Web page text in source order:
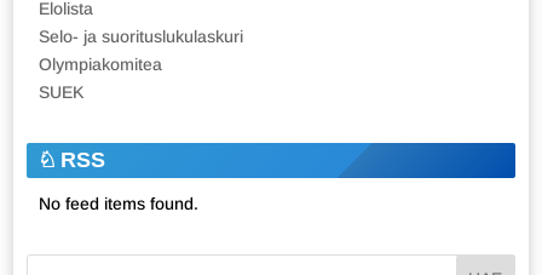
Elolista
Selo- ja suorituslukulaskuri
Olympiakomitea
SUEK
RSS
No feed items found.